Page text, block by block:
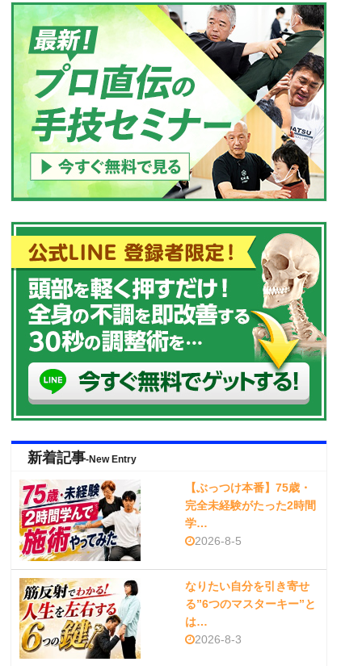
新着記事-New Entry
【ぶっつけ本番】75歳・
完全未経験がたった2時間
学…
2026-8-5
なりたい自分を引き寄せ
る”6つのマスターキー”と
は…
2026-8-3